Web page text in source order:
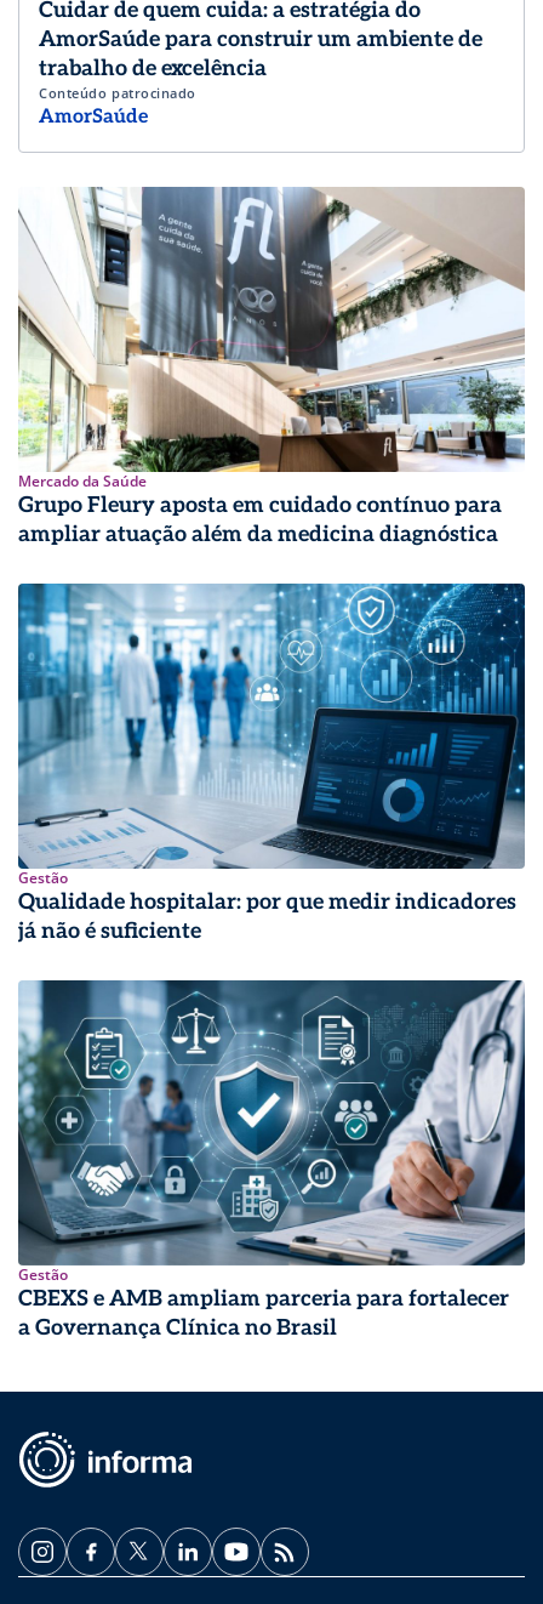
Cuidar de quem cuida: a estratégia do
AmorSaúde para construir um ambiente de
trabalho de excelência
Conteúdo patrocinado
AmorSaúde
Mercado da Saúde
Grupo Fleury aposta em cuidado contínuo para
ampliar atuação além da medicina diagnóstica
Gestão
Qualidade hospitalar: por que medir indicadores
já não é suficiente
Gestão
CBEXS e AMB ampliam parceria para fortalecer
a Governança Clínica no Brasil